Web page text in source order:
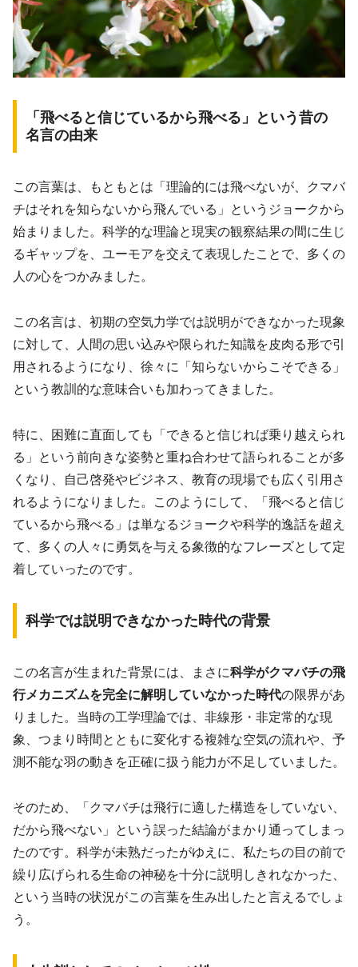
「飛べると信じているから飛べる」という昔の
名言の由来
この言葉は、もともとは「理論的には飛べないが、クマバ
チはそれを知らないから飛んでいる」というジョークから
始まりました。科学的な理論と現実の観察結果の間に生じ
るギャップを、ユーモアを交えて表現したことで、多くの
人の心をつかみました。
この名言は、初期の空気力学では説明ができなかった現象
に対して、人間の思い込みや限られた知識を皮肉る形で引
用されるようになり、徐々に「知らないからこそできる」
という教訓的な意味合いも加わってきました。
特に、困難に直面しても「できると信じれば乗り越えられ
る」という前向きな姿勢と重ね合わせて語られることが多
くなり、自己啓発やビジネス、教育の現場でも広く引用さ
れるようになりました。このようにして、「飛べると信じ
ているから飛べる」は単なるジョークや科学的逸話を超え
て、多くの人々に勇気を与える象徴的なフレーズとして定
着していったのです。
科学では説明できなかった時代の背景
この名言が生まれた背景には、まさに科学がクマバチの飛
行メカニズムを完全に解明していなかった時代の限界があ
りました。当時の工学理論では、非線形・非定常的な現
象、つまり時間とともに変化する複雑な空気の流れや、予
測不能な羽の動きを正確に扱う能力が不足していました。
そのため、「クマバチは飛行に適した構造をしていない、
だから飛べない」という誤った結論がまかり通ってしまっ
たのです。科学が未熟だったがゆえに、私たちの目の前で
繰り広げられる生命の神秘を十分に説明しきれなかった、
という当時の状況がこの言葉を生み出したと言えるでしょ
う。